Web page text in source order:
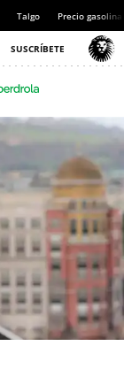
Talgo Precio gasolina